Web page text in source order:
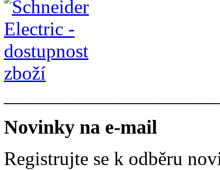
Novinky na e-mail
Registrujte se k odběru